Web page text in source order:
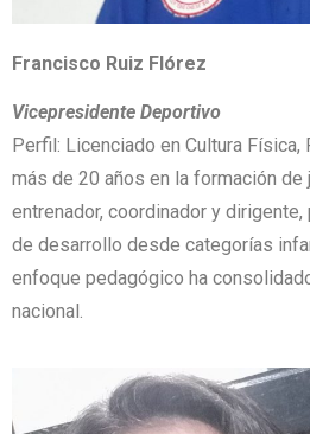
Francisco Ruiz Flórez
Vicepresidente Deportivo
Perfil: Licenciado en Cultura
más de 20 años en la formación de
entrenador, coordinador y
de desarrollo desde categorías
enfoque pedagógico ha
nacional.